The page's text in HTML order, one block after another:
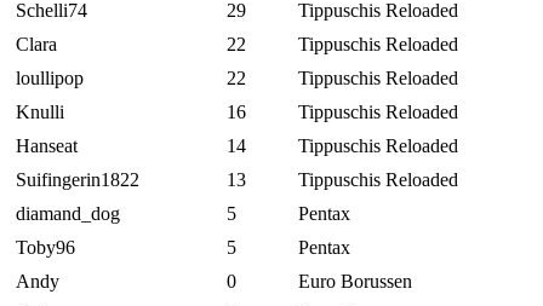
Schelli74
29
Tippuschis Reloaded
Clara
22
Tippuschis Reloaded
loullipop
22
Tippuschis Reloaded
Knulli
16
Tippuschis Reloaded
Hanseat
14
Tippuschis Reloaded
Suifingerin1822
13
Tippuschis Reloaded
diamand_dog
5
Pentax
Toby96
5
Pentax
Andy
0
Euro Borussen